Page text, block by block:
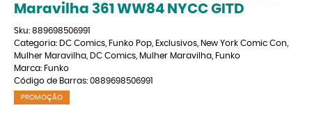
Maravilha 361 WW84 NYCC GITD
Sku: 889698506991
Categoria: DC Comics Funko Pop Exclusivos New York Comic Con
Mulher Maravilha DC Comics Mulher Maravilha Funko
Marca: Funko
Código de Barras: 0889698506991
PROMOÇÃO